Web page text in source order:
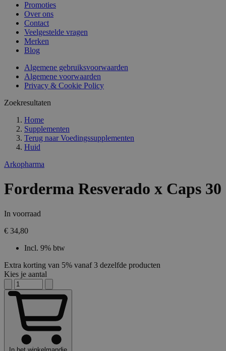
Promoties
Over ons
Contact
Veelgestelde vragen
Merken
Blog
Algemene gebruiksvoorwaarden
Algemene voorwaarden
Privacy & Cookie Policy
Zoekresultaten
Home
Supplementen
Terug naar Voedingssupplementen
Huid
Arkopharma
Forderma Resverado x Caps 30
In voorraad
€ 34,80
Incl. 9% btw
Extra korting van 5% vanaf 3 dezelfde producten
Kies je aantal